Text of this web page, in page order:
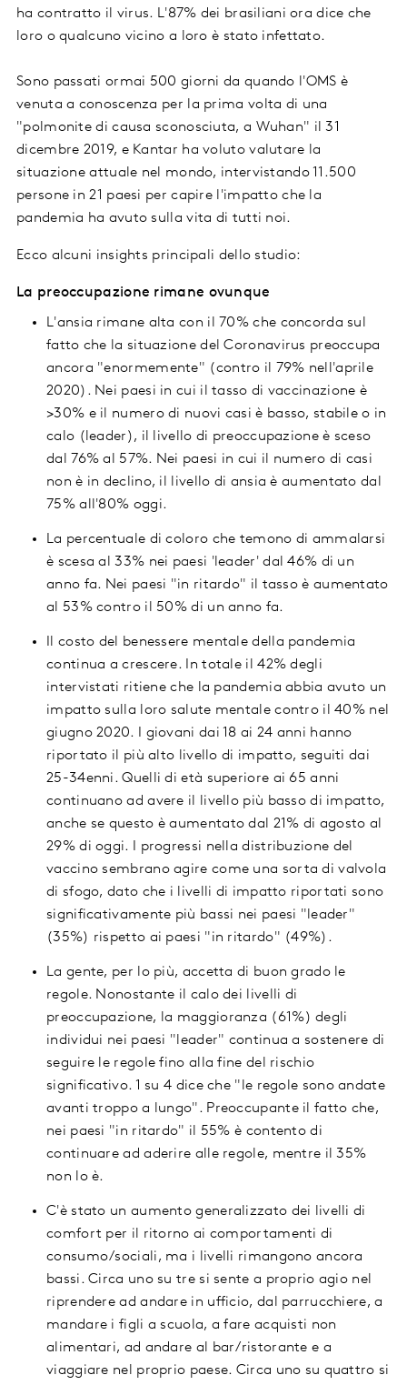
ha contratto il virus. L'87% dei brasiliani ora dice che
loro o qualcuno vicino a loro è stato infettato.
Sono passati ormai 500 giorni da quando l'OMS è
venuta a conoscenza per la prima volta di una
"polmonite di causa sconosciuta, a Wuhan" il 31
dicembre 2019, e Kantar ha voluto valutare la
situazione attuale nel mondo, intervistando 11.500
persone in 21 paesi per capire l'impatto che la
pandemia ha avuto sulla vita di tutti noi.
Ecco alcuni insights principali dello studio:
La preoccupazione rimane ovunque
L'ansia rimane alta con il 70% che concorda sul
fatto che la situazione del Coronavirus preoccupa
ancora "enormemente" (contro il 79% nell'aprile
2020). Nei paesi in cui il tasso di vaccinazione è
>30% e il numero di nuovi casi è basso, stabile o in
calo (leader), il livello di preoccupazione è sceso
dal 76% al 57%. Nei paesi in cui il numero di casi
non è in declino, il livello di ansia è aumentato dal
75% all'80% oggi.
La percentuale di coloro che temono di ammalarsi
è scesa al 33% nei paesi 'leader' dal 46% di un
anno fa. Nei paesi "in ritardo" il tasso è aumentato
al 53% contro il 50% di un anno fa.
Il costo del benessere mentale della pandemia
continua a crescere. In totale il 42% degli
intervistati ritiene che la pandemia abbia avuto un
impatto sulla loro salute mentale contro il 40% nel
giugno 2020. I giovani dai 18 ai 24 anni hanno
riportato il più alto livello di impatto, seguiti dai
25-34enni. Quelli di età superiore ai 65 anni
continuano ad avere il livello più basso di impatto,
anche se questo è aumentato dal 21% di agosto al
29% di oggi. I progressi nella distribuzione del
vaccino sembrano agire come una sorta di valvola
di sfogo, dato che i livelli di impatto riportati sono
significativamente più bassi nei paesi "leader"
(35%) rispetto ai paesi "in ritardo" (49%).
La gente, per lo più, accetta di buon grado le
regole. Nonostante il calo dei livelli di
preoccupazione, la maggioranza (61%) degli
individui nei paesi "leader" continua a sostenere di
seguire le regole fino alla fine del rischio
significativo. 1 su 4 dice che "le regole sono andate
avanti troppo a lungo". Preoccupante il fatto che,
nei paesi "in ritardo" il 55% è contento di
continuare ad aderire alle regole, mentre il 35%
non lo è.
C'è stato un aumento generalizzato dei livelli di
comfort per il ritorno ai comportamenti di
consumo/sociali, ma i livelli rimangono ancora
bassi. Circa uno su tre si sente a proprio agio nel
riprendere ad andare in ufficio, dal parrucchiere, a
mandare i figli a scuola, a fare acquisti non
alimentari, ad andare al bar/ristorante e a
viaggiare nel proprio paese. Circa uno su quattro si